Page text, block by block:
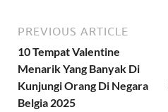
PREVIOUS ARTICLE
10 Tempat Valentine
Menarik Yang Banyak Di
Kunjungi Orang Di Negara
Belgia 2025